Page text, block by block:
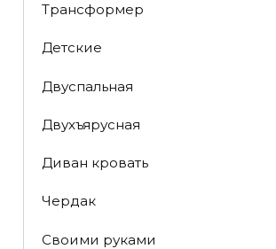
Трансформер
Детские
Двуспальная
Двухъярусная
Диван кровать
Чердак
Своими руками